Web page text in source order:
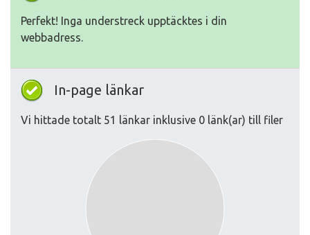
Perfekt! Inga understreck upptäcktes i din
webbadress.
In-page länkar
Vi hittade totalt 51 länkar inklusive 0 länk(ar) till filer